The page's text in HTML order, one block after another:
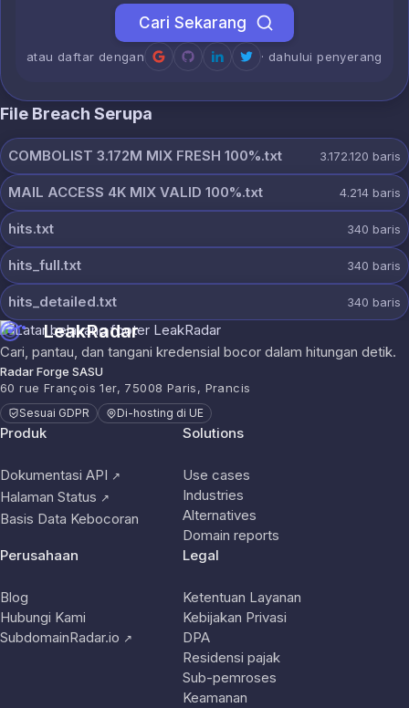
Cari Sekarang
atau daftar dengan · dahului penyerang
File Breach Serupa
COMBOLIST 3.172M MIX FRESH 100%.txt 3.172.120 baris
MAIL ACCESS 4K MIX VALID 100%.txt 4.214 baris
hits.txt 340 baris
hits_full.txt 340 baris
hits_detailed.txt 340 baris
LeakRadar
Cari, pantau, dan tangani kredensial bocor dalam hitungan detik.
Radar Forge SASU
60 rue François 1er, 75008 Paris, Prancis
Sesuai GDPR Di-hosting di UE
Produk
Dokumentasi API ↗
Halaman Status ↗
Basis Data Kebocoran
Solutions
Use cases
Industries
Alternatives
Domain reports
Perusahaan
Blog
Hubungi Kami
SubdomainRadar.io ↗
Legal
Ketentuan Layanan
Kebijakan Privasi
DPA
Residensi pajak
Sub-pemroses
Keamanan